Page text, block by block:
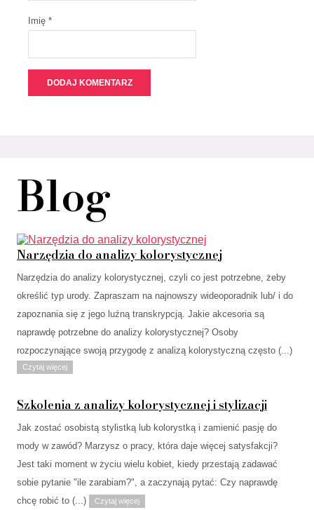
Imię *
Blog
Narzędzia do analizy kolorystycznej
Narzędzia do analizy kolorystycznej, czyli co jest potrzebne, żeby
określić typ urody. Zapraszam na najnowszy wideoporadnik lub/ i do
zapoznania się z jego luźną transkrypcją. Jakie akcesoria są
naprawdę potrzebne do analizy kolorystycznej? Osoby
rozpoczynające swoją przygodę z analizą kolorystyczną często (...)
Czytaj więcej
Szkolenia z analizy kolorystycznej i stylizacji
Jak zostać osobistą stylistką lub kolorystką i zamienić pasję do
mody w zawód? Marzysz o pracy, która daje więcej satysfakcji?
Jest taki moment w życiu wielu kobiet, kiedy przestają zadawać
sobie pytanie "ile zarabiam?", a zaczynają pytać: Czy naprawdę
chcę robić to (...)
Czytaj więcej